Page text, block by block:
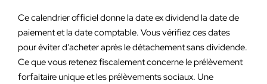
Ce calendrier officiel donne la date ex dividend la date de
paiement et la date comptable. Vous vérifiez ces dates
pour éviter d’acheter après le détachement sans dividende.
Ce que vous retenez fiscalement concerne le prélèvement
forfaitaire unique et les prélèvements sociaux. Une